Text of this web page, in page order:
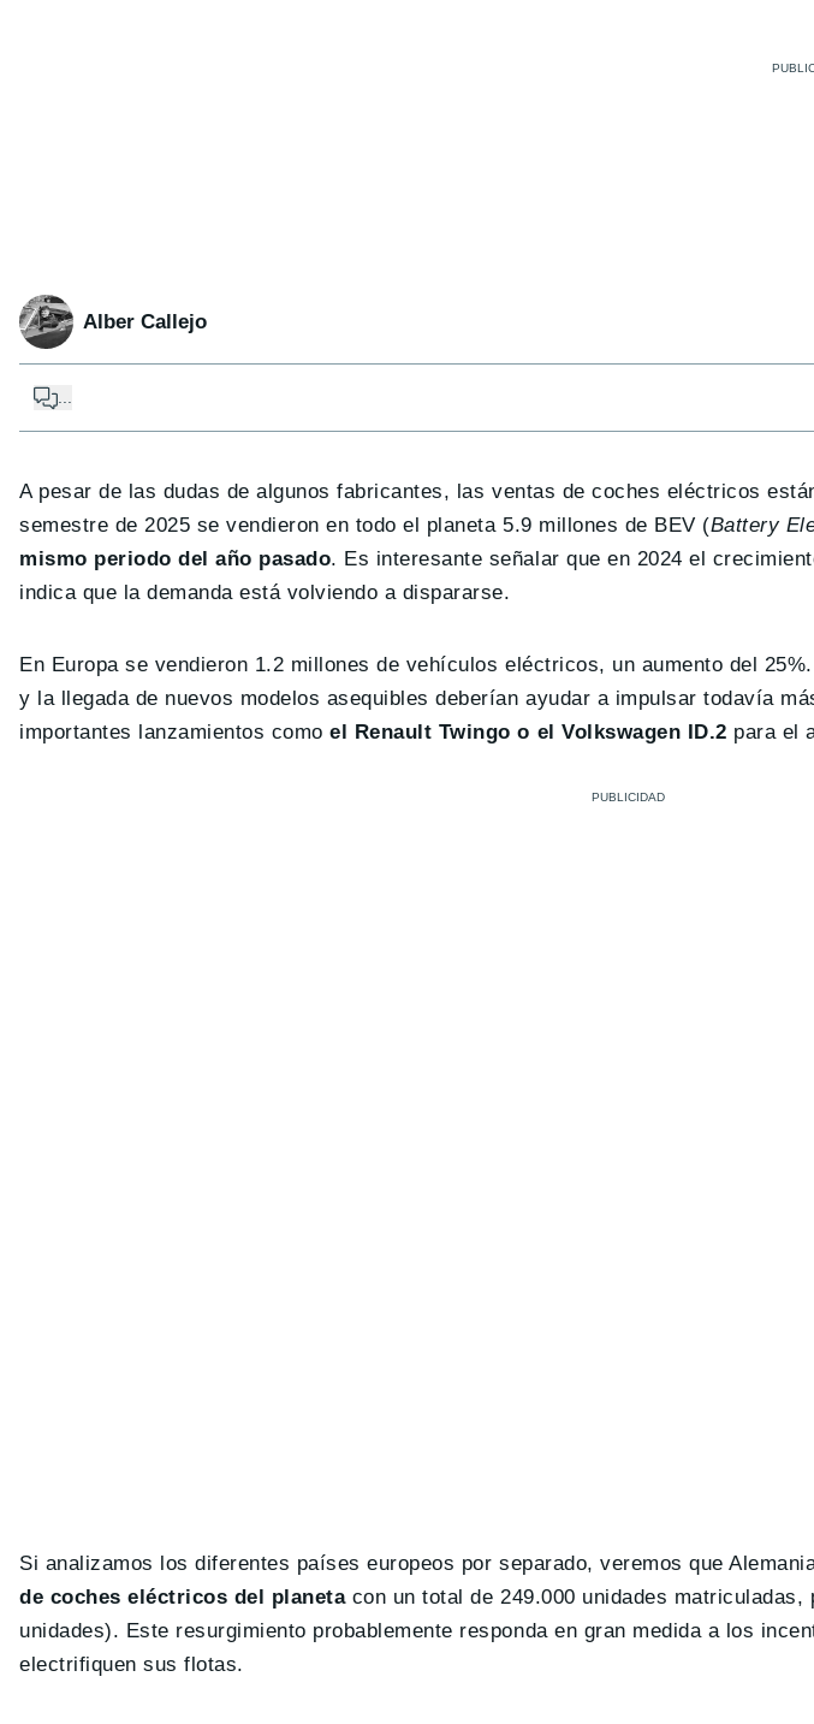
Alber Callejo
...
A pesar de las dudas de algunos fabricantes, las ventas de coches eléctricos
semestre de 2025 se vendieron en todo el planeta 5.9 millones de BEV (Battery
mismo periodo del año pasado. Es interesante señalar que en 2024 el
indica que la demanda está volviendo a dispararse.
En Europa se vendieron 1.2 millones de vehículos eléctricos, un aumento del
y la llegada de nuevos modelos asequibles deberían ayudar a impulsar todavía
importantes lanzamientos comoel Renault Twingo o el Volkswagen ID.2 para el
Si analizamos los diferentes países europeos por separado, veremos que
de coches eléctricos del planeta con un total de 249.000 unidades matriculadas,
unidades). Este resurgimiento probablemente responda en gran medida a los
electrifiquen sus flotas.